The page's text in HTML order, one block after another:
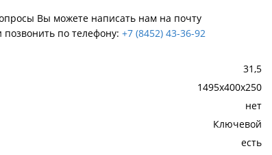
Вы можете написать нам на почту
позвонить по телефону: +7 (8452) 43-36-92
31,5
1495x400x250
нет
Ключевой
есть